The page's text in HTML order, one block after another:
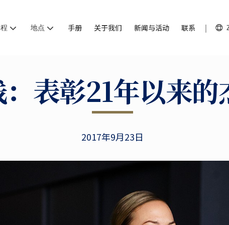
地点 手册 关于我们 新闻与活动 联系
表彰21年以来的
2017年9月23日